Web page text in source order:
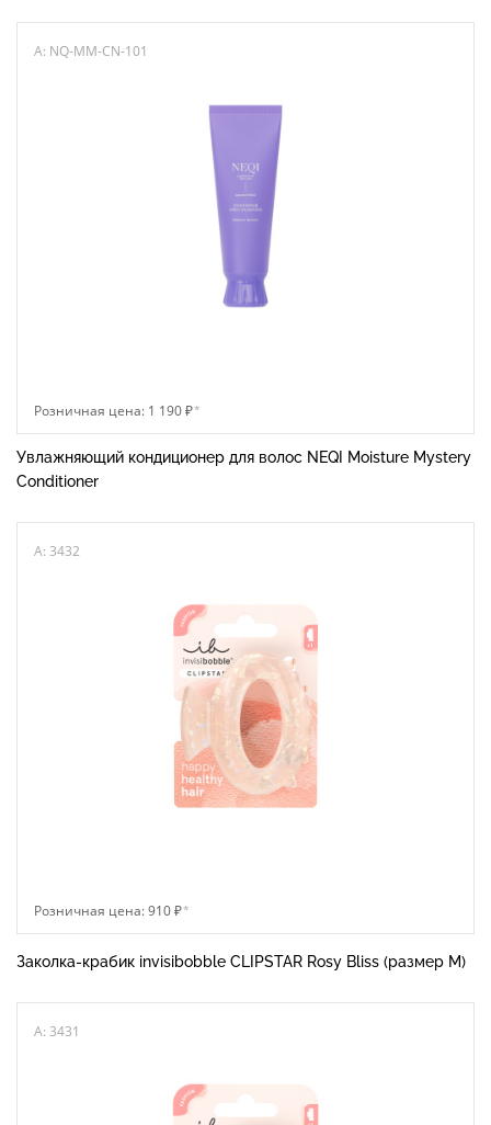
A: NQ-MM-CN-101
Розничная цена: 1 190 ₽*
Увлажняющий кондиционер для волос NEQI Moisture Mystery
Conditioner
A: 3432
Розничная цена: 910 ₽*
Заколка-крабик invisibobble CLIPSTAR Rosy Bliss (размер М)
A: 3431